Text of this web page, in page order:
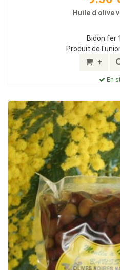
Huile d olive
Bidon fer
Produit de
+
En